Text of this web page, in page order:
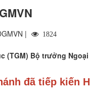
| 1824
(TGM) Bộ trưởng
đã tiếp kiến